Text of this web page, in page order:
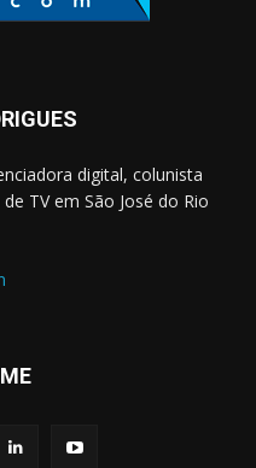
digital, colunista
TV em São José do Rio